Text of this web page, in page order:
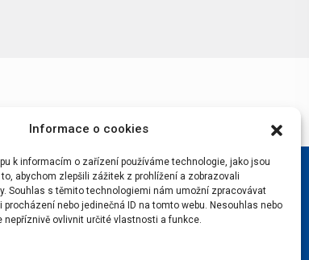
Informace o cookies
k informacím o zařízení používáme technologie, jako jsou
abychom zlepšili zážitek z prohlížení a zobrazovali
Souhlas s těmito technologiemi nám umožní zpracovávat
procházení nebo jedinečná ID na tomto webu. Nesouhlas nebo
nepříznivě ovlivnit určité vlastnosti a funkce.